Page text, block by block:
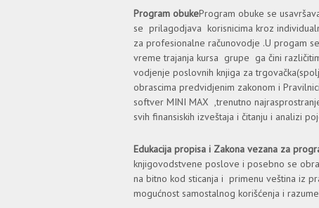
Program obukeProgrаm obuke se
se prilagodjava korisnicimа kroz
za profesionalne računovodje .U progam
vreme trajanja kursa grupe gа čini
vodjenje poslovnih knjiga za
obrascima predvidjenim zakonom i
softver MINI MAX ,trenutno
svih finansiskih izveštaja i čitanju i analizi
Edukacija propisa i Zakona vezana za
knjigovodstvene poslove i posebno se
na bitno kod sticanja i primenu veštinа iz
mogućnost sаmostаlnog korišćenjа i